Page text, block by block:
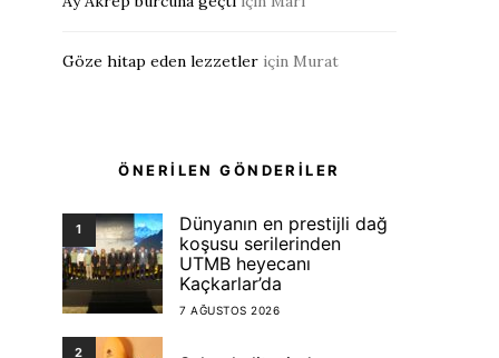
Göze hitap eden lezzetler için Murat
ÖNERİLEN GÖNDERİLER
1
Dünyanın en prestijli dağ
koşusu serilerinden
UTMB heyecanı
Kaçkarlar’da
7 AĞUSTOS 2026
2